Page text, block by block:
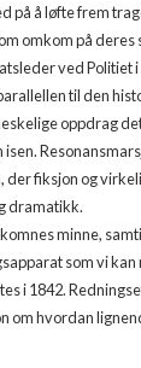
på å løfte frem
omkom på deres
ved Politiet i
til den
oppdrag
fiksjon og
dramatikk.
minne,
som vi kan
i 1842.
om hvordan